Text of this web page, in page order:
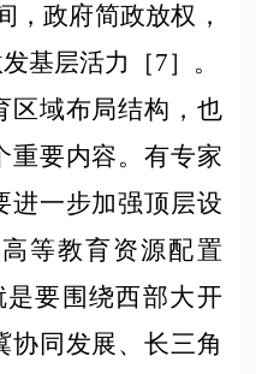
，政府简政放权，
基层活力［7］。
区域布局结构，也
重要内容。有专家
进一步加强顶层设
等教育资源配置
要围绕西部大开
协同发展、长三角